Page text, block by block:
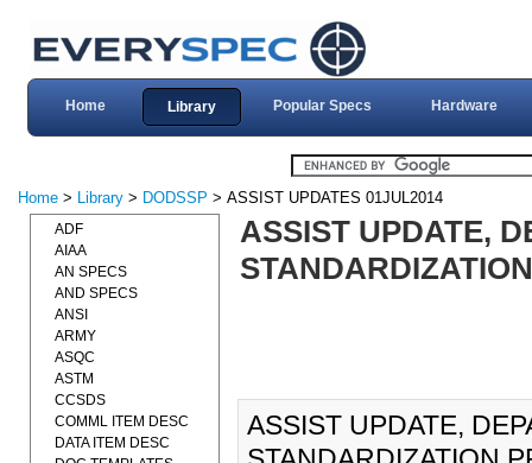
Home Library Popular Specs Hardware
Home > Library > DODSSP > ASSIST UPDATES 01JUL2014
ASSIST UPDATE,
ASSIST UPDATE,
ADF
AIAA
AN SPECS
AND SPECS
ANSI
ARMY
ASQC
ASTM
CCSDS
COMML ITEM DESC
DATA ITEM DESC